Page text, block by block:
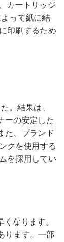
カートリッジ
って紙に結
印刷するため
。結果は、
ーの安定した
た、ブランド
クを使用する
を採用してい
なります。
ります。一部